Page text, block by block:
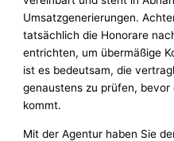
Umsatzgenerierungen.
tatsächlich die Honorare
entrichten, um übermäßige
ist es bedeutsam, die
genaustens zu prüfen, bevor
kommt.
Mit der Agentur haben Sie